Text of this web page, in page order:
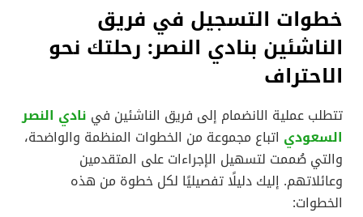
خطوات التسجيل في فريق
الناشئين بنادي النصر: رحلتك نحو
الاحتراف
تتطلب عملية الانضمام إلى فريق الناشئين في نادي النصر
السعودي اتباع مجموعة من الخطوات المنظمة والواضحة،
والتي صُممت لتسهيل الإجراءات على المتقدمين
وعائلاتهم. إليك دليلًا تفصيليًا لكل خطوة من هذه
الخطوات: